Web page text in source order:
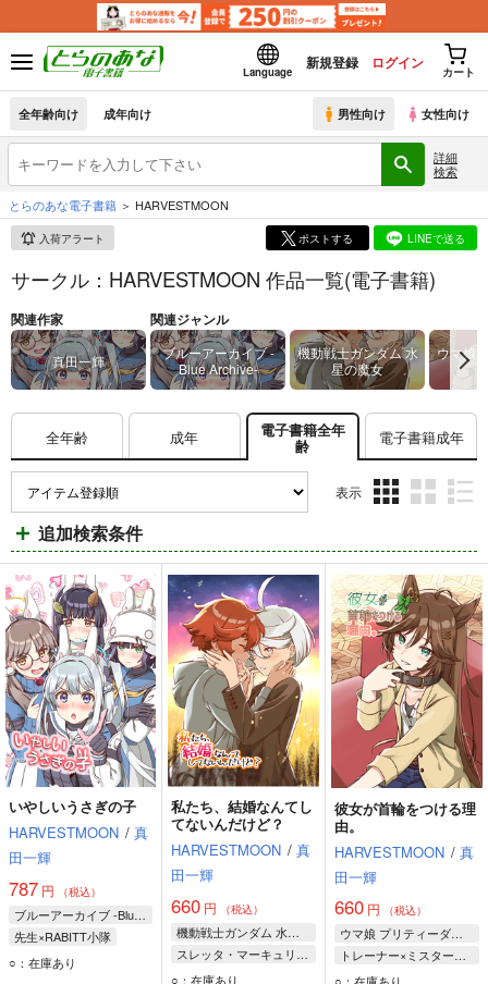
Language
新規登録 ログイン
カート
全年齢向け 成年向け 男性向け 女性向け
詳細
検索
とらのあな電子書籍
HARVESTMOON
入荷アラート ポストする LINEで送る
サークル：HARVESTMOON 作品一覧(電子書籍)
関連作家
真田一輝
関連ジャンル
ブルーアーカイブ -
Blue Archive-
機動戦士ガンダム 水
星の魔女
ウマ娘
全年齢 成年 電子書籍全年
齢 電子書籍成年
表示
ム
表
示
ム
表
示
ム
表
示
追加検索条件
いやしいうさぎの子
HARVESTMOON / 真
田一輝
787 円 （税込）
ブルーアーカイブ -Blue Archive-
先生×RABITT小隊
月雪ミヤコ
○：在庫あり
私たち、結婚なんてし
てないんだけど？
HARVESTMOON / 真
田一輝
660 円 （税込）
機動戦士ガンダム 水星の魔女
スレッタ・マーキュリー×ミオリネ・レンブラン
スレッタ・マーキュリー
○：在庫あり
彼女が首輪をつける理
由。
HARVESTMOON / 真
田一輝
660円 （税込）
ウマ娘 プリティーダービー
トレーナー×ミスターシービー
ミスターシービー